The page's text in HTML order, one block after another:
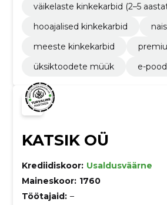
väikelaste kinkekarbid (2–5
hooajalised kinkekarbid
meeste kinkekarbid
üksiktoodete müük
e-pood
KATSIK OÜ
Krediidiskoor: Usaldusväärne
Maineskoor: 1760
Töötajaid: –